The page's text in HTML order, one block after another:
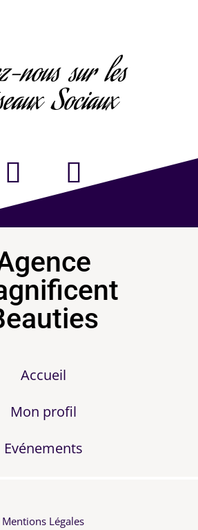
nous sur les
Sociaux
Accueil
Mon profil
Evénements
Mentions Légales